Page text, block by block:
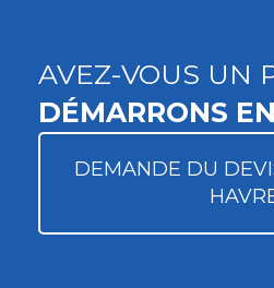
AVEZ-VOUS UN
DÉMARRONS
DEMANDE DU